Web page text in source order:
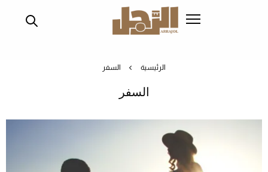
الرئيسية السفر
السفر